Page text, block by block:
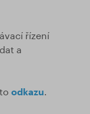
řízení
a
odkazu.